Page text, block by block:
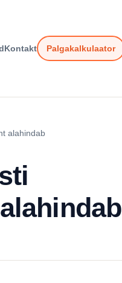
Kontakt Palgakalkulaator
alahindab